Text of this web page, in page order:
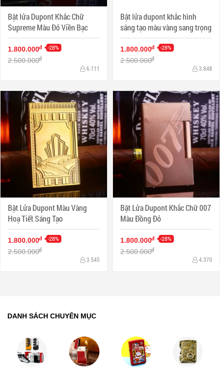
Bật lửa Dupont Khắc Chữ
Supreme Màu Đỏ Viền Bạc
1.800.000đ -28%
2.500.000đ
6.111
Bật lửa dupont khắc hình
sáng tạo màu vàng sang trọng
1.800.000đ -28%
2.500.000đ
3.848
Bật Lửa Dupont Màu Vàng
Hoạ Tiết Sáng Tạo
1.800.000đ -28%
2.500.000đ
3.545
Bật Lửa Dupont Khắc Chữ 007
Màu Đồng Đỏ
1.800.000đ -28%
2.500.000đ
4.370
DANH SÁCH CHUYÊN MỤC